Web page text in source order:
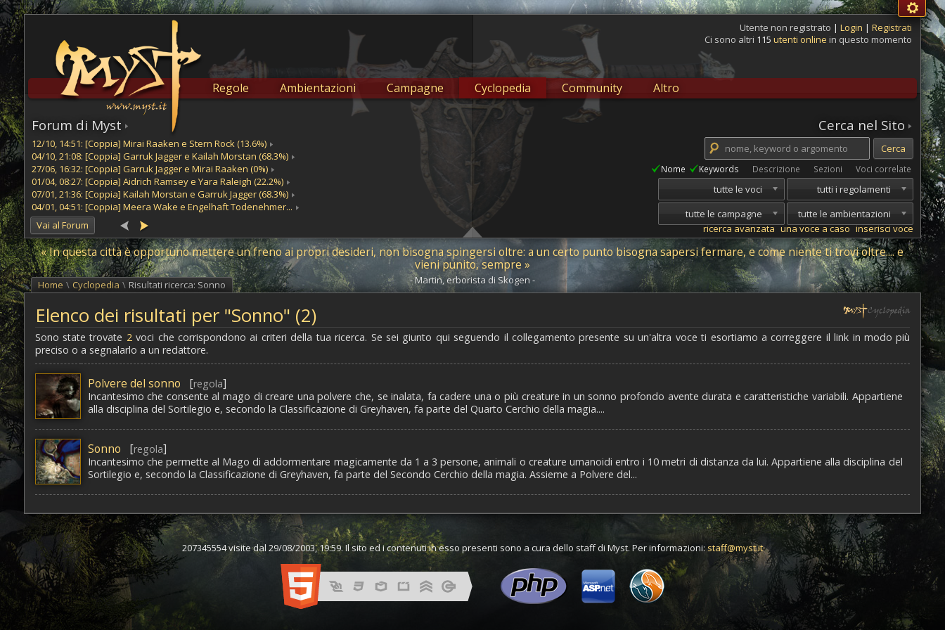
Utente non registrato | Login |Registrati
Ci sono altri 115 utenti online in questo momento
Regole Ambientazioni Campagne Cyclopedia Community Altro
Cerca nel Sito
Nome Keywords Descrizione Sezioni Voci correlate
tutti i regolamenti
tutte le voci
tutte le ambientazioni
tutte le campagne
ricerca avanzata una voce a caso inserisci voce
Forum di Myst
12/10, 14:51: [Coppia] Mirai Raaken e Stern Rock (13.6%)
04/10, 21:08: [Coppia] Garruk Jagger e Kailah Morstan (68.3%)
27/06, 16:32: [Coppia] Garruk Jagger e Mirai Raaken (0%)
01/04, 08:27: [Coppia] Aidrich Ramsey e Yara Raleigh (22.2%)
07/01, 21:36: [Coppia] Kailah Morstan e Garruk Jagger (68.3%)
04/01, 04:51: [Coppia] Meera Wake e Engelhaft Todenehmer...
Vai al Forum
« In questa città è opportuno mettere un freno ai propri desideri, non bisogna spingersi oltre: a un certo punto bisogna sapersi fermare, e come niente ti trovi oltre.... e
vieni punito, sempre »
- Martin, erborista di Skogen -
Home \ Cyclopedia \ Risultati ricerca: Sonno
Elenco dei risultati per "Sonno" (2)
Sono state trovate 2voci che corrispondono ai criteri della tua ricerca. Se sei giunto qui seguendo il collegamento presente su un'altra voce ti esortiamo a correggere il link in modo più
preciso o a segnalarlo a un redattore.
Polvere del sonno [regola]
Incantesimo che consente al mago di creare una polvere che, se inalata, fa cadere una o più creature in un sonno profondo avente durata e caratteristiche variabili. Appartiene
alla disciplina del Sortilegio e, secondo la Classificazione di Greyhaven, fa parte del Quarto Cerchio della magia....
Sonno [regola]
Incantesimo che permette al Mago di addormentare magicamente da 1 a 3 persone, animali o creature umanoidi entro i 10 metri di distanza da lui. Appartiene alla disciplina del
Sortilegio e, secondo la Classificazione di Greyhaven, fa parte del Secondo Cerchio della magia. Assieme a Polvere del...
207345554 visite dal 29/08/2003, 19:59. Il sito ed i contenuti in esso presenti sono a cura dello staff di Myst. Per informazioni:staff@myst.it